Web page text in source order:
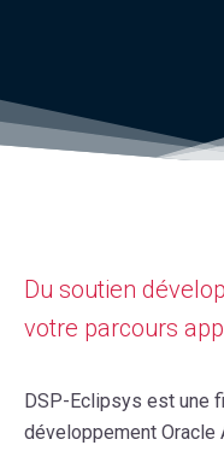
Du soutien
votre parcours
DSP-Eclipsys est une
développement Oracle